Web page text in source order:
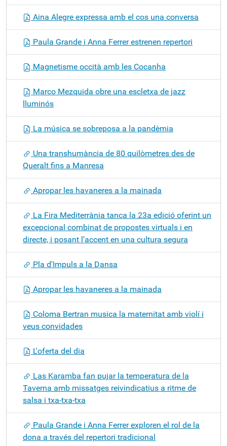
Aina Alegre expressa amb el cos una conversa
Paula Grande i Anna Ferrer estrenen repertori
Magnetisme occità amb les Cocanha
Marco Mezquida obre una escletxa de jazz
lluminós
La música se sobreposa a la pandèmia
Una transhumància de 80 quilòmetres des de
Queralt fins a Manresa
Apropar les havaneres a la mainada
La Fira Mediterrània tanca la 23a edició oferint un
excepcional combinat de propostes virtuals i en
directe, i posant l’accent en una cultura segura
Pla d'Impuls a la Dansa
Apropar les havaneres a la mainada
Coloma Bertran musica la maternitat amb violí i
veus convidades
L'oferta del dia
Las Karamba fan pujar la temperatura de la
Taverna amb missatges reivindicatius a ritme de
salsa i txa-txa-txa
Paula Grande i Anna Ferrer exploren el rol de la
dona a través del repertori tradicional